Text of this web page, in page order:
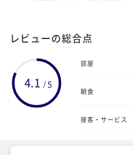
レビューの総合点
4.1 /5
部屋
朝食
接客・サービス